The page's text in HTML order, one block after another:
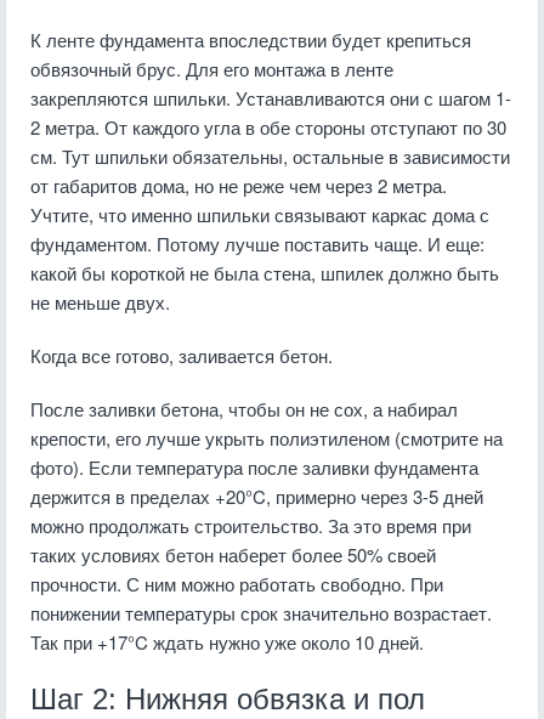
К ленте фундамента впоследствии будет крепиться
обвязочный брус. Для его монтажа в ленте
закрепляются шпильки. Устанавливаются они с шагом 1-
2 метра. От каждого угла в обе стороны отступают по 30
см. Тут шпильки обязательны, остальные в зависимости
от габаритов дома, но не реже чем через 2 метра.
Учтите, что именно шпильки связывают каркас дома с
фундаментом. Потому лучше поставить чаще. И еще:
какой бы короткой не была стена, шпилек должно быть
не меньше двух.
Когда все готово, заливается бетон.
После заливки бетона, чтобы он не сох, а набирал
крепости, его лучше укрыть полиэтиленом (смотрите на
фото). Если температура после заливки фундамента
держится в пределах +20°C, примерно через 3-5 дней
можно продолжать строительство. За это время при
таких условиях бетон наберет более 50% своей
прочности. С ним можно работать свободно. При
понижении температуры срок значительно возрастает.
Так при +17°C ждать нужно уже около 10 дней.
Шаг 2: Нижняя обвязка и пол